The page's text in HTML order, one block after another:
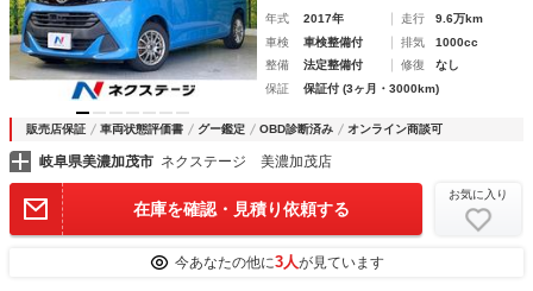
年式 2017年 走行
9.6万km
車検
車検整備付 排気
1000cc
整備
法定整備付 修復
なし
保証
保証付 (3ヶ月・3000km)
販売店保証 車両状態評価書 グー鑑定 OBD診断済み オンライン商談可
岐阜県美濃加茂市 ネクステージ 美濃加茂店
在庫を確認・見積り依頼する
お気に入り
今あなたの他に3人が見ています